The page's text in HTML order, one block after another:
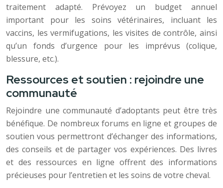
traitement adapté. Prévoyez un budget annuel
important pour les soins vétérinaires, incluant les
vaccins, les vermifugations, les visites de contrôle, ainsi
qu’un fonds d’urgence pour les imprévus (colique,
blessure, etc.).
Ressources et soutien : rejoindre une
communauté
Rejoindre une communauté d’adoptants peut être très
bénéfique. De nombreux forums en ligne et groupes de
soutien vous permettront d’échanger des informations,
des conseils et de partager vos expériences. Des livres
et des ressources en ligne offrent des informations
précieuses pour l’entretien et les soins de votre cheval.